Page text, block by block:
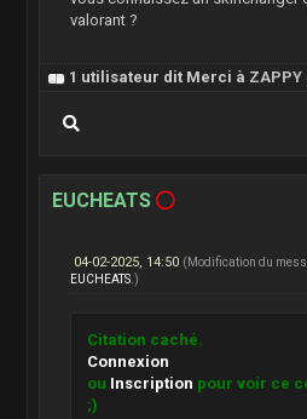
valorant ?
1 utilisateur dit Merci à ZAPPY
EUCHEATS
04-02-2025, 14:50 (Modification du
EUCHEATS.)
Citation caché.
Connexion
ou Inscription pour voir ce
;)